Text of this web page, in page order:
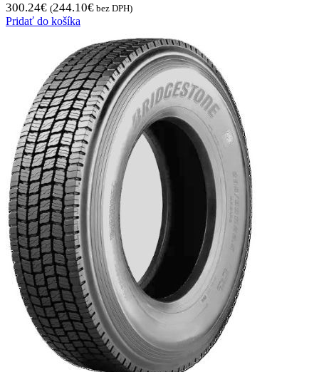
300.24€ (244.10€ bez DPH)
Pridať do košíka